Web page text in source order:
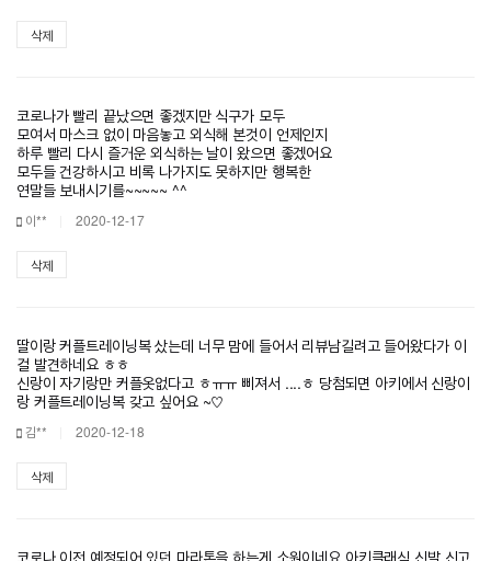
삭제
코로나가 빨리 끝났으면 좋겠지만 식구가 모두
모여서 마스크 없이 마음놓고 외식해 본것이 언제인지
하루 빨리 다시 즐거운 외식하는 날이 왔으면 좋겠어요
모두들 건강하시고 비록 나가지도 못하지만 행복한
연말들 보내시기를~~~~~ ^^
이** 2020-12-17
삭제
딸이랑 커플트레이닝복 샀는데 너무 맘에 들어서 리뷰남길려고 들어왔다가 이
걸 발견하네요 ㅎㅎ
신랑이 자기랑만 커플옷없다고 ㅎㅠㅠ 삐져서 ....ㅎ 당첨되면 아키에서 신랑이
랑 커플트레이닝복 갖고 싶어요 ~♡
김** 2020-12-18
삭제
코로나 이전 예정되어 있던 마라톤을 하는게 소원이네요 아키클래식 신발 신고